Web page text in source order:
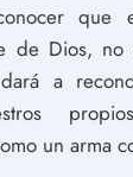
de Dios, no
a
un arma